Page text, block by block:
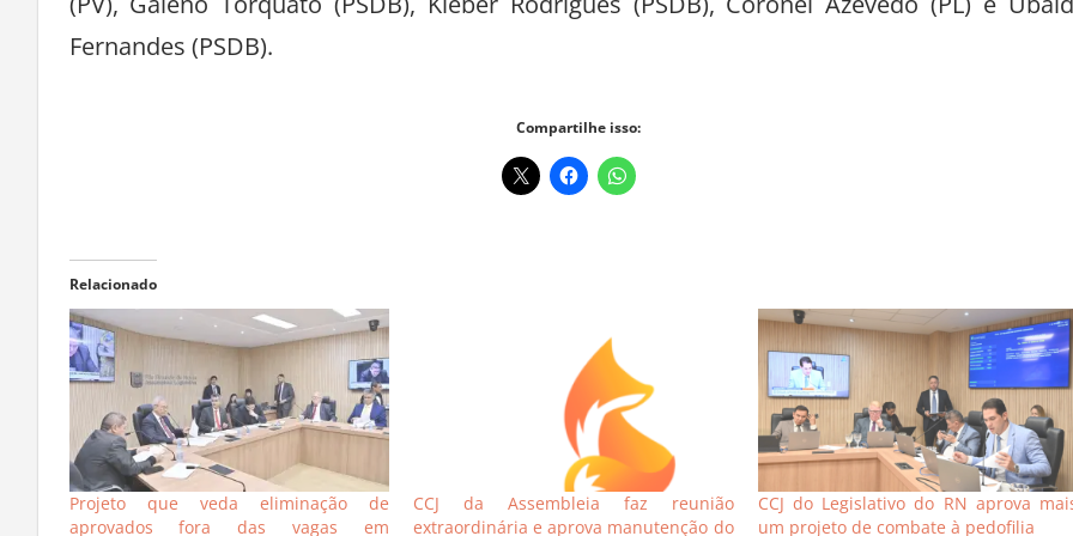
Fernandes (PSDB).
Compartilhe isso:
Relacionado
Projeto que veda eliminação de
aprovados fora das vagas em
CCJ da Assembleia faz reunião
extraordinária e aprova manutenção do
CCJ do Legislativo do RN aprova
um projeto de combate à pedofilia